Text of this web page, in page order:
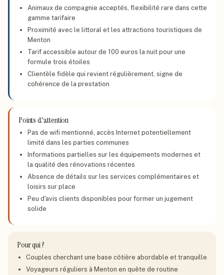
Animaux de compagnie acceptés, flexibilité rare dans cette
gamme tarifaire
Proximité avec le littoral et les attractions touristiques de
Menton
Tarif accessible autour de 100 euros la nuit pour une
formule trois étoiles
Clientèle fidèle qui revient régulièrement, signe de
cohérence de la prestation
Points d'attention
Pas de wifi mentionné, accès Internet potentiellement
limité dans les parties communes
Informations partielles sur les équipements modernes et
la qualité des rénovations récentes
Absence de détails sur les services complémentaires et
loisirs sur place
Peu d'avis clients disponibles pour former un jugement
solide
Pour qui ?
Couples cherchant une base côtière abordable et tranquille
Voyageurs réguliers à Menton en quête de routine